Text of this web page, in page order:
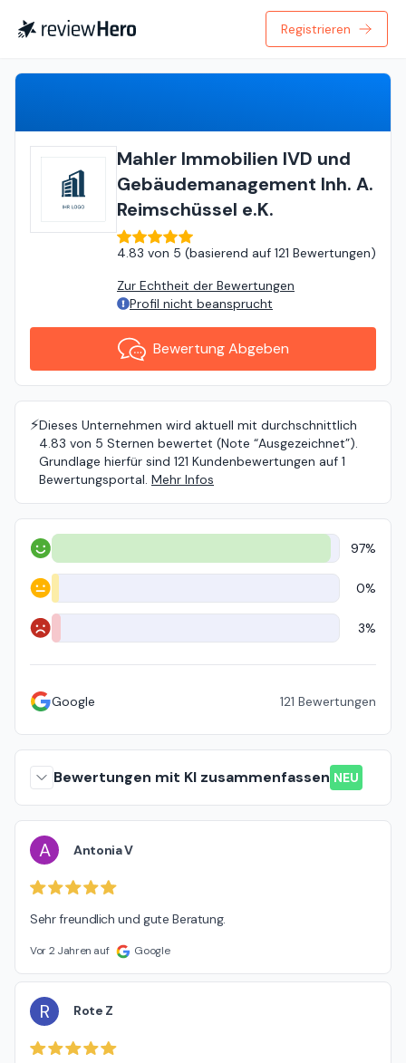
Registrieren
Mahler Immobilien IVD und
Gebäudemanagement Inh. A.
Reimschüssel e.K.
4.83 von 5 (basierend auf 121 Bewertungen)
Zur Echtheit der Bewertungen
Profil nicht beansprucht
Bewertung Abgeben
⚡️Dieses Unternehmen wird aktuell mit durchschnittlich
4.83 von 5 Sternen bewertet (Note “Ausgezeichnet”).
Grundlage hierfür sind 121 Kundenbewertungen auf 1
Bewertungsportal. Mehr Infos
Positiv 97%
Neutral 0%
Negativ 3%
Google 121 Bewertungen
Bewertungen mit KI zusammenfassen NEU
A Antonia V
Sehr freundlich und gute Beratung.
Vor 2 Jahren auf Google
R Rote Z